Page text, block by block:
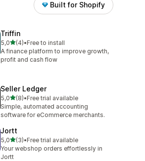
Built for Shopify
Triffin
5,0av 5 stjerner
(4)
Totalt 4 omtaler
•Free to install
A finance platform to improve growth,
profit and cash flow
Seller Ledger
5,0av 5 stjerner
(8)
Totalt 8 omtaler
•Free trial available
Simple, automated accounting
software for eCommerce merchants.
Jortt
5,0av 5 stjerner
(3)
Totalt 3 omtaler
•Free trial available
Your webshop orders effortlessly in
Jortt